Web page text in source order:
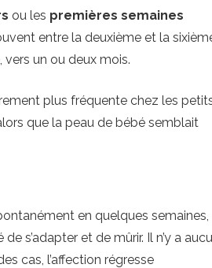
ou les premières semaines
entre la deuxième et la
un ou deux mois.
plus fréquente chez les
que la peau de bébé semblait
en quelques semaines,
s’adapter et de mûrir. Il n’y a
cas, l’affection régresse